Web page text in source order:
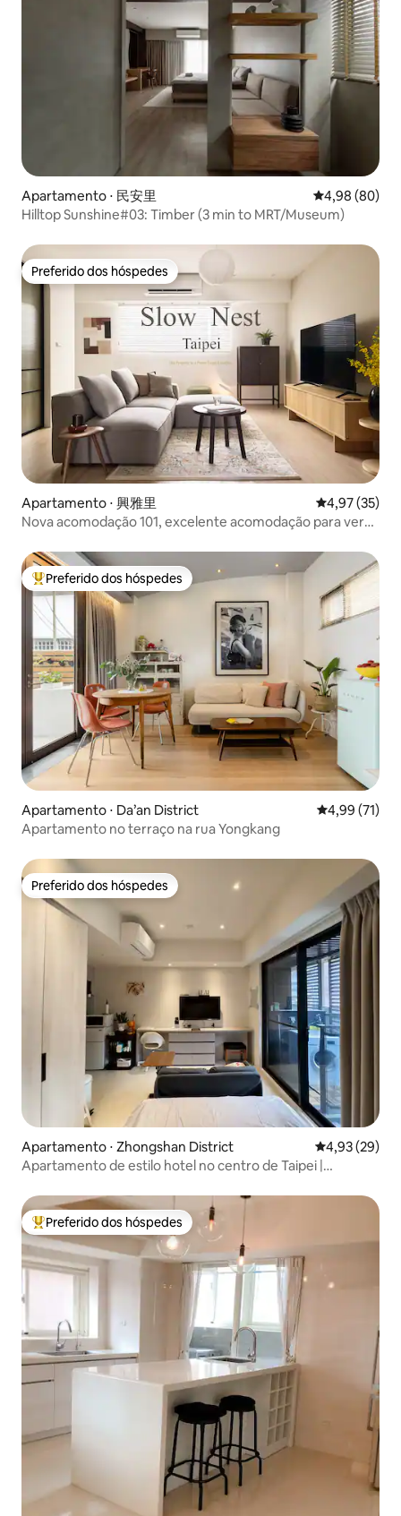
Apartamento ⋅ 民安里 4,98 de uma
4,98 (80)
Hilltop Sunshine#03: Timber (3 min to MRT/Museum)
Preferido dos hóspedes
Preferido dos hóspedes
Apartamento ⋅ 興雅里 4,97 de uma
4,97 (35)
Nova acomodação 101, excelente acomodação para ver
baixo, a 5 minutos do Taipei Arena.
Entre os melhores preferidos dos hóspedes
Preferido dos hóspedes
Apartamento ⋅ Da’an District 4,99 de uma
4,99 (71)
Apartamento no terraço na rua Yongkang
Preferido dos hóspedes
Preferido dos hóspedes
Apartamento ⋅ Zhongshan District 4,93 de uma
4,93 (29)
Apartamento de estilo hotel no centro de Taipei |
| 1 minuto da Estação Minquan West Road
Entre os melhores preferidos dos hóspedes
Preferido dos hóspedes